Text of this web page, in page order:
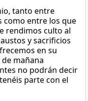
tanto entre
como entre los que
rendimos culto al
y sacrificios
en su
mañana
no podrán decir
parte con el